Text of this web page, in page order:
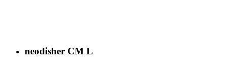
neodisher CM L